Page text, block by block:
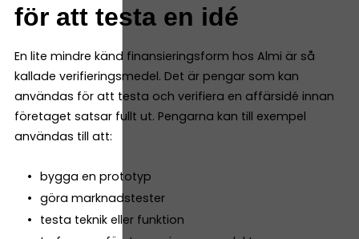
för att testa en idé
En lite mindre känd finansieringsform hos Almi är så
kallade verifieringsmedel. Det är pengar som kan
användas för att testa och verifiera en affärsidé innan
företaget satsar fullt ut. Pengarna kan till exempel
användas till att:
bygga en prototyp
göra marknadstester
testa teknik eller funktion